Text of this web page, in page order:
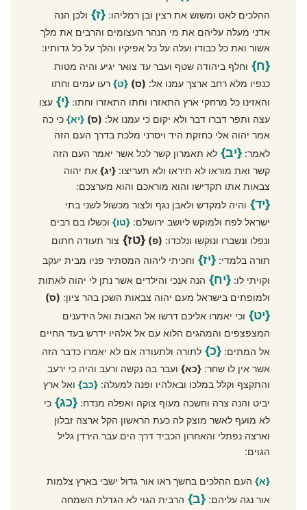
ההלכים לאט ומשוש את רצין ובן רמליהו:{ז} ולכן הנה
אדני מעלה עליהם את מי הנהר העצומים והרבים את מלך
אשור ואת כל כבודו ועלה על כל אפיקיו והלך על כל גדותיו:
{ח} וחלף ביהודה שטף ועבר עד צואר יגיע והיה מטות
כנפיו מלא רחב ארצך עמנו אל: (ס) {ט} רעו עמים וחתו
והאזינו כל מרחקי ארץ התאזרו וחתו התאזרו וחתו:{י} עצו
עצה ותפר דברו דבר ולא יקום כי עמנו אל: (ס) {יא} כי כה
אמר יהוה אלי כחזקת היד ויסרני מלכת בדרך העם הזה
לאמר:{יב} לא תאמרון קשר לכל אשר יאמר העם הזה
קשר ואת מוראו לא תיראו ולא תעריצו:{יג} את יהוה
צבאות אתו תקדישו והוא מוראכם והוא מערצכם:
{יד} והיה למקדש ולאבן נגף ולצור מכשול לשני בתי
ישראל לפח ולמוקש ליושב ירושלם:{טו} וכשלו בם רבים
ונפלו ונשברו ונוקשו ונלכדו: (פ) {טז} צור תעודה חתום
תורה בלמדי:{יז} וחכיתי ליהוה המסתיר פניו מבית יעקב
וקויתי לו:{יח} הנה אנכי והילדים אשר נתן לי יהוה לאתות
ולמופתים בישראל מעם יהוה צבאות השכן בהר ציון: (ס)
{יט} וכי יאמרו אליכם דרשו אל האבות ואל הידענים
המצפצפים והמהגים הלוא עם אל אלהיו ידרש בעד החיים
אל המתים:{כ} לתורה ולתעודה אם לא יאמרו כדבר הזה
אשר אין לו שחר:{כא} ועבר בה נקשה ורעב והיה כי ירעב
והתקצף וקלל במלכו ובאלהיו ופנה למעלה:{כב} ואל ארץ
יביט והנה צרה וחשכה מעוף צוקה ואפלה מנדח:{כג} כי
לא מועף לאשר מוצק לה כעת הראשון הקל ארצה זבלון
וארצה נפתלי והאחרון הכביד דרך הים עבר הירדן גליל
הגוים:
{א} העם ההלכים בחשך ראו אור גדול ישבי בארץ צלמות
אור נגה עליהם:{ב} הרבית הגוי לא הגדלת השמחה